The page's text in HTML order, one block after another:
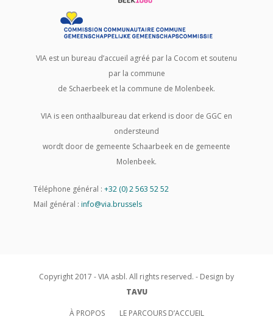
VIA est un bureau d’accueil agréé par la Cocom et soutenu
par la commune
de Schaerbeek et la commune de Molenbeek.
VIA is een onthaalbureau dat erkend is door de GGC en
ondersteund
wordt door de gemeente Schaarbeek en de gemeente
Molenbeek.
Téléphone général : +32 (0) 2 563 52 52
Mail général : info@via.brussels
Copyright 2017 - VIA asbl. All rights reserved. - Design by
TAVU
À PROPOS LE PARCOURS D’ACCUEIL